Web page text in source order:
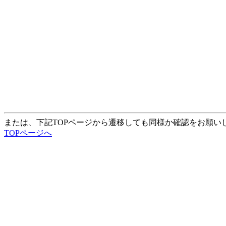
または、下記TOPページから遷移しても同様か確認をお願い
TOPページへ